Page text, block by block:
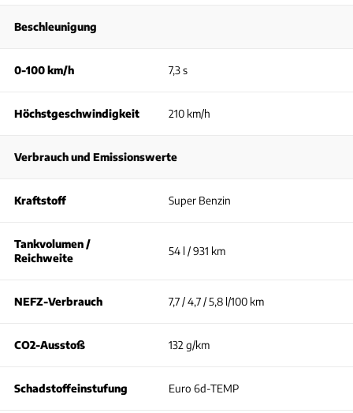
Beschleunigung
0-100 km/h 7,3 s
Höchstgeschwindigkeit 210 km/h
Verbrauch und Emissionswerte
Kraftstoff Super Benzin
Tankvolumen /
Reichweite
54 l / 931 km
NEFZ-Verbrauch 7,7 / 4,7 / 5,8 l/100 km
CO2-Ausstoß 132 g/km
Schadstoffeinstufung Euro 6d-TEMP